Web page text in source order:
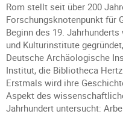
Rom stellt seit über 200
Forschungsknotenpunkt für
Beginn des 19.
und Kulturinstitute
Deutsche Archäologische
Institut, die Bibliotheca
Erstmals wird ihre
Aspekt des
Jahrhundert untersucht: